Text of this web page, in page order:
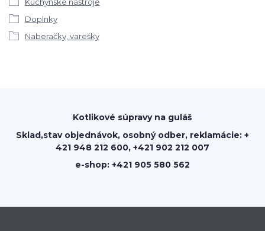
Kuchynské nástroje
Doplnky
Naberačky, varešky
Kotlikové súpravy na guláš
Sklad,stav objednávok, osobný odber, reklamácie: +
421 948 212 600, +421 902 212 007
e-shop: +421 905 580 562